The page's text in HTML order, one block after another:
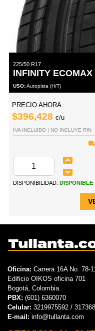
225/50 R17
INFINITY ECOMAX
USO:Autopista (H/T)
PRECIO AHORA
$396,428 c/u
IVA INCLUIDO | NO INCLUYE RIN
DISPONIBILIDAD: DISPONIBLE
Oficina: Carrera 16A No. 78-
Edificio OIKOS oficina 701
Bogotá, Colombia.
PBX: (601) 6360070
Celular: 3219975592 /
E-mail: info@tullanta.com